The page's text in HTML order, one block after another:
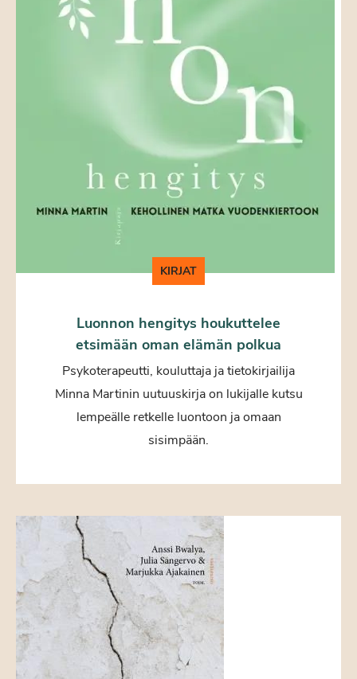
KIRJAT
Luonnon hengitys houkuttelee
etsimään oman elämän polkua
Psykoterapeutti, kouluttaja ja tietokirjailija
Minna Martinin uutuuskirja on lukijalle kutsu
lempeälle retkelle luontoon ja omaan
sisimpään.